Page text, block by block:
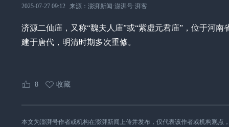
2025-07-27 09:12 来源： 澎湃新闻·澎湃号·湃客
济源二仙庙，又称“魏夫人庙”或“紫虚元君庙”，位于河
建于唐代，明清时期多次重修。
8 收藏
本文为澎湃号作者或机构在澎湃新闻上传并发布，仅代表该作者或机构观点